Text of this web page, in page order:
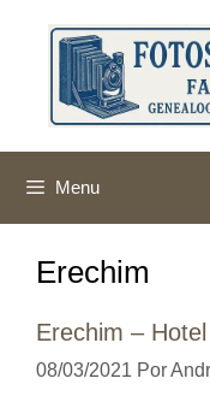
conteúdo
Menu
Erechim
Erechim –
08/03/2021 Por